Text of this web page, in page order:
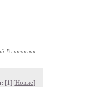
В цитатник
[1] [Новые]